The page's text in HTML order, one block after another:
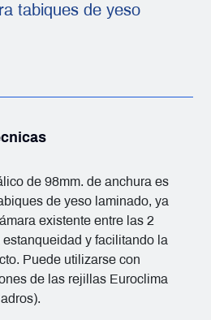
tabiques de yeso
de 98mm. de anchura es
de yeso laminado, ya
existente entre las 2
y facilitando la
Puede utilizarse con
de las rejillas Euroclima